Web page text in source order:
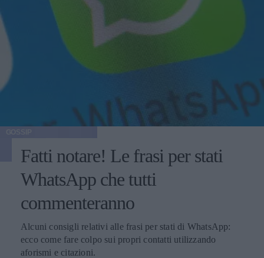
Fatti notare! Le frasi per stati
WhatsApp che tutti
commenteranno
Alcuni consigli relativi alle frasi per stati di WhatsApp:
ecco come fare colpo sui propri contatti utilizzando
aforismi e citazioni.